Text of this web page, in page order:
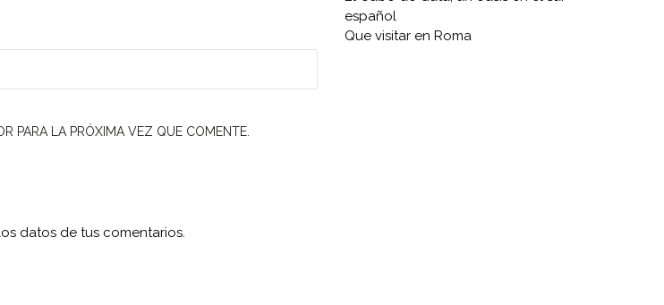
PARA LA PRÓXIMA VEZ QUE COMENTE.
datos de tus comentarios.
español
Que visitar en Roma